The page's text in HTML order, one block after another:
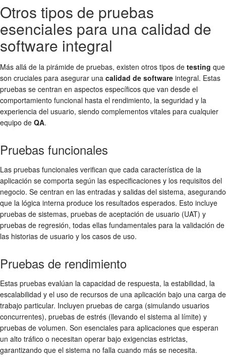
Otros tipos de pruebas
esenciales para una calidad de
software integral
Más allá de la pirámide de pruebas, existen otros tipos de testing que
son cruciales para asegurar una calidad de software integral. Estas
pruebas se centran en aspectos específicos que van desde el
comportamiento funcional hasta el rendimiento, la seguridad y la
experiencia del usuario, siendo complementos vitales para cualquier
equipo de QA.
Pruebas funcionales
Las pruebas funcionales verifican que cada característica de la
aplicación se comporta según las especificaciones y los requisitos del
negocio. Se centran en las entradas y salidas del sistema, asegurando
que la lógica interna produce los resultados esperados. Esto incluye
pruebas de sistemas, pruebas de aceptación de usuario (UAT) y
pruebas de regresión, todas ellas fundamentales para la validación de
las historias de usuario y los casos de uso.
Pruebas de rendimiento
Estas pruebas evalúan la capacidad de respuesta, la estabilidad, la
escalabilidad y el uso de recursos de una aplicación bajo una carga de
trabajo particular. Incluyen pruebas de carga (simulando usuarios
concurrentes), pruebas de estrés (llevando el sistema al límite) y
pruebas de volumen. Son esenciales para aplicaciones que esperan
un alto tráfico o necesitan operar bajo exigencias estrictas,
garantizando que el sistema no falla cuando más se necesita.